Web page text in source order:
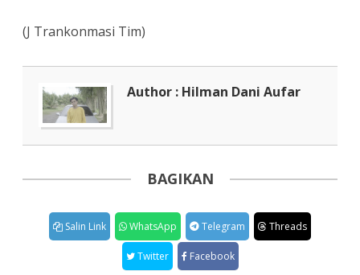
(J Trankonmasi Tim)
Author : Hilman Dani Aufar
BAGIKAN
Salin Link WhatsApp Telegram Threads
Twitter Facebook